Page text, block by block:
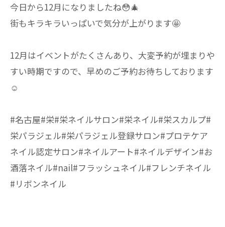
今日から12月になりましたね😳🎄
街もキラキラいっぱいで気分が上がります🤩
12月はイベントがたくさんあり、大変予約が埋まりや
すい時期ですので、早めのご予約お待ちしております
☺️
#名古屋#栄#栄ネイルサロン#栄ネイル#栄スカルプ#
栄パラジェル#栄パラジェル登録サロン#プロテケア
ネイル認定サロン#ネイルアート#ネイルデザイン#お
酒落ネイル#nail#フラッシュネイル#フレンチネイル
#リボンネイル